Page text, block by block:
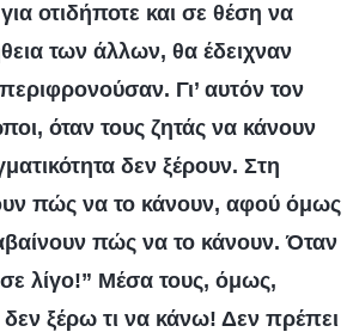
οτιδήποτε και σε θέση να
των άλλων, θα έδειχναν
Γι’ αυτόν τον
όταν τους ζητάς να κάνουν
δεν ξέρουν. Στη
πώς να το κάνουν, αφού όμως
πώς να το κάνουν. Όταν
λίγο!” Μέσα τους, όμως,
δεν ξέρω τι να κάνω! Δεν πρέπει